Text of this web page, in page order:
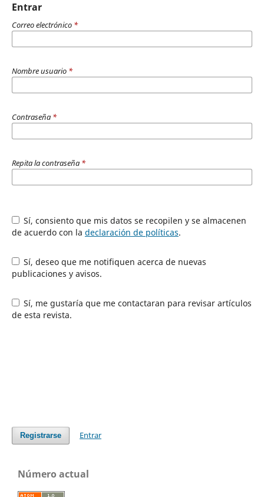
Entrar
Correo electrónico *
Nombre usuario *
Contraseña *
Repita la contraseña *
Sí, consiento que mis datos se recopilen y se almacenen
de acuerdo con la declaración de políticas.
Sí, deseo que me notifiquen acerca de nuevas
publicaciones y avisos.
Sí, me gustaría que me contactaran para revisar artículos
de esta revista.
Registrarse Entrar
Número actual